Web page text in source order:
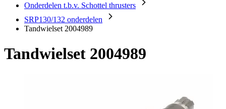
Onderdelen t.b.v. Schottel thrusters
SRP130/132 onderdelen
Tandwielset 2004989
Tandwielset 2004989